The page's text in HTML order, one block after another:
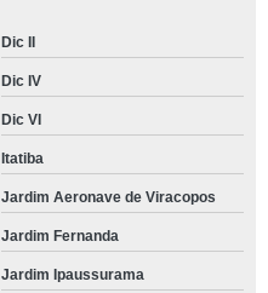
Dic II
Dic IV
Dic VI
Itatiba
Jardim Aeronave de Viracopos
Jardim Fernanda
Jardim Ipaussurama